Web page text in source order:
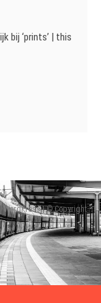
bij ‘prints’ | this
WordPress| © Copyright